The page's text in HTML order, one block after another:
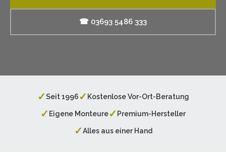
☎ 03693 5486 333
✓Seit 1996 ✓ Kostenlose Vor-Ort-Beratung
✓ Eigene Monteure✓ Premium-Hersteller
✓Alles aus einer Hand